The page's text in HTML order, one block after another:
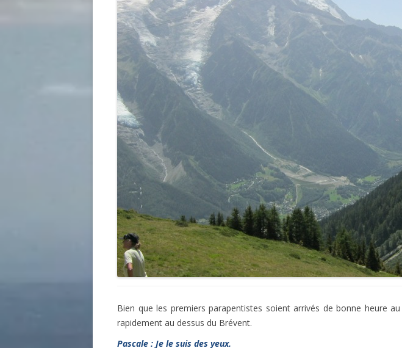
Bien que les premiers parapentistes soient arrivés de bonne heure
rapidement au dessus du Brévent.
Pascale : Je le suis des yeux.